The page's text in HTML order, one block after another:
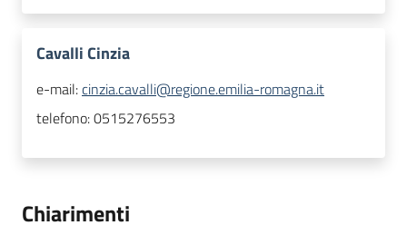
Cavalli Cinzia
e-mail:cinzia.cavalli@regione.emilia-romagna.it
telefono:0515276553
Chiarimenti